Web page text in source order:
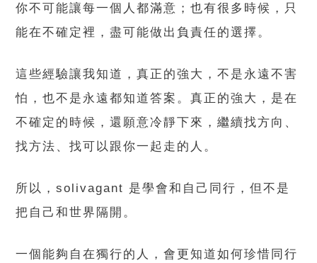
你不可能讓每一個人都滿意；也有很多時候，只
能在不確定裡，盡可能做出負責任的選擇。
這些經驗讓我知道，真正的強大，不是永遠不害
怕，也不是永遠都知道答案。真正的強大，是在
不確定的時候，還願意冷靜下來，繼續找方向、
找方法、找可以跟你一起走的人。
所以，solivagant 是學會和自己同行，但不是
把自己和世界隔開。
一個能夠自在獨行的人，會更知道如何珍惜同行